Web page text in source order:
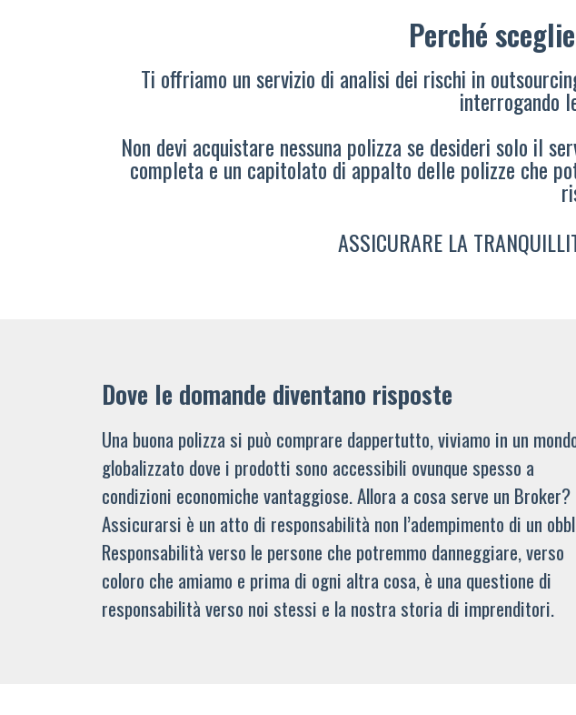
Perché
Ti offriamo un servizio di analisi dei rischi in
interrogando
Non devi acquistare nessuna polizza se desideri solo il
completa e un capitolato di appalto delle polizze che
ASSICURARE LA
Dove le domande diventano risposte
Una buona polizza si può comprare dappertutto, viviamo in un
globalizzato dove i prodotti sono accessibili ovunque spesso a
condizioni economiche vantaggiose. Allora a cosa serve un Broker?
Assicurarsi è un atto di responsabilità non l’adempimento di un
Responsabilità verso le persone che potremmo danneggiare, verso
coloro che amiamo e prima di ogni altra cosa, è una questione di
responsabilità verso noi stessi e la nostra storia di imprenditori.